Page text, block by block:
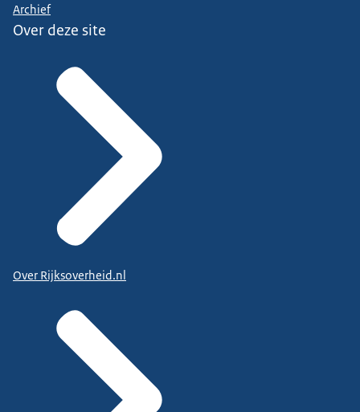
Archief
Over deze site
Over Rijksoverheid.nl